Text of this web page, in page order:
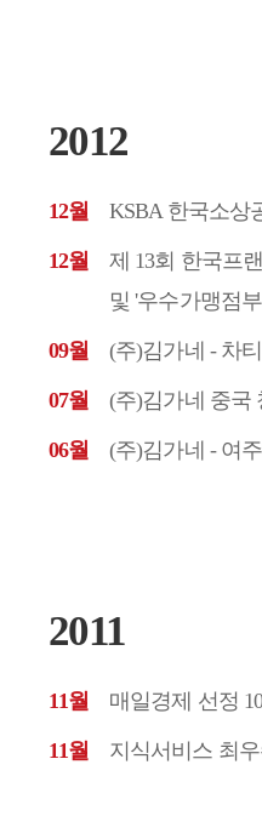
2012
12월 KSBA 한국소상
12월
제 13회 한국프
및 '우수가맹점
09월 (주)김가네 - 차
07월 (주)김가네 중국
06월 (주)김가네 - 여
2011
11월 매일경제 선정
11월 지식서비스 최